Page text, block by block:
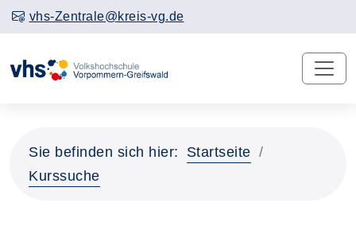
vhs-Zentrale@kreis-vg.de
Sie befinden sich hier:
Startseite
Kurssuche